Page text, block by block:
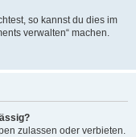
so kannst du dies im
verwalten“ machen.
zulassen oder verbieten.